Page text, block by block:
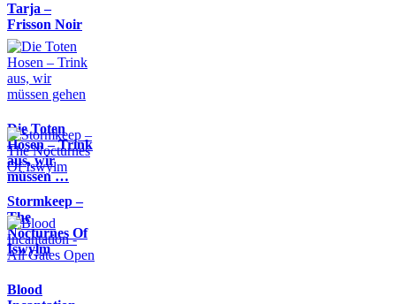
Tarja –
Frisson Noir
Die Toten
Hosen – Trink
aus, wir
müssen …
Stormkeep –
The
Nocturnes Of
Iswylm
Blood